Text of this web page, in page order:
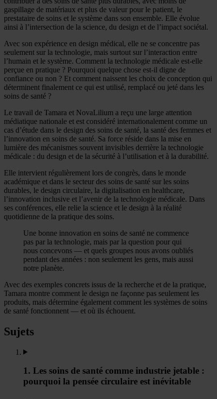
gaspillage de matériaux et plus de valeur pour le patient, le
prestataire de soins et le système dans son ensemble. Elle évolue
ainsi à l’intersection de la science, du design et de l’impact sociétal.
Avec son expérience en design médical, elle ne se concentre pas
seulement sur la technologie, mais surtout sur l’interaction entre
l’humain et le système. Comment la technologie médicale est-elle
perçue en pratique ? Pourquoi quelque chose est-il digne de
confiance ou non ? Et comment naissent les choix de conception qui
déterminent finalement ce qui est utilisé, remplacé ou jeté dans les
soins de santé ?
Le travail de Tamara et NovaLilium a reçu une large attention
médiatique nationale et est considéré internationalement comme un
cas d’étude dans le design des soins de santé, la santé des femmes et
l’innovation en soins de santé. Sa force réside dans la mise en
lumière des mécanismes souvent invisibles derrière la technologie
médicale : du design et de la sécurité à l’utilisation et à la durabilité.
Elle intervient régulièrement lors de congrès, dans le monde
académique et dans le secteur des soins de santé sur les soins
durables, le design circulaire, la digitalisation en healthcare,
l’innovation inclusive et l’avenir de la technologie médicale. Dans
ses conférences, elle relie la science et le design à la réalité
quotidienne de la pratique des soins.
Une bonne innovation en soins de santé ne commence
pas par la technologie, mais par la question pour qui
nous concevons — et quels groupes nous avons oubliés
pendant des années : non seulement les gens, mais aussi
notre planète.
Avec des exemples concrets issus de la recherche et de la pratique,
Tamara montre comment le design ne façonne pas seulement les
produits, mais détermine également comment les systèmes de soins
de santé fonctionnent — et où ils échouent.
Sujets
1. Les soins de santé comme industrie jetable :
pourquoi la pensée circulaire est inévitable